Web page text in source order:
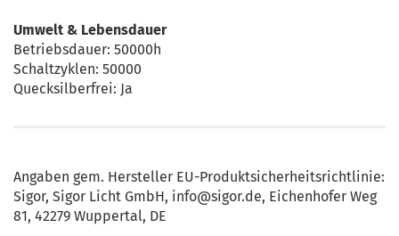
Umwelt & Lebensdauer
Betriebsdauer: 50000h
Schaltzyklen: 50000
Quecksilberfrei: Ja
Angaben gem. Hersteller EU-Produktsicherheitsrichtlinie:
Sigor, Sigor Licht GmbH, info@sigor.de, Eichenhofer Weg
81, 42279 Wuppertal, DE